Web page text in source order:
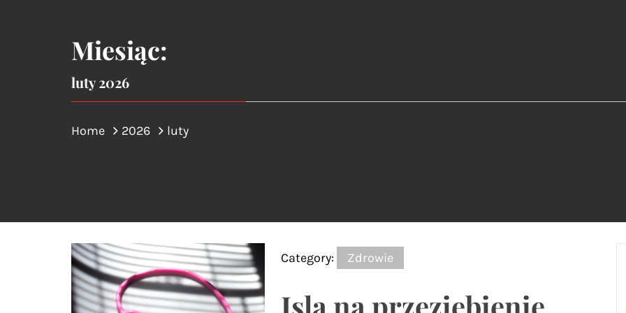
Miesiąc:
luty 2026
Home 2026 luty
Category: Zdrowie